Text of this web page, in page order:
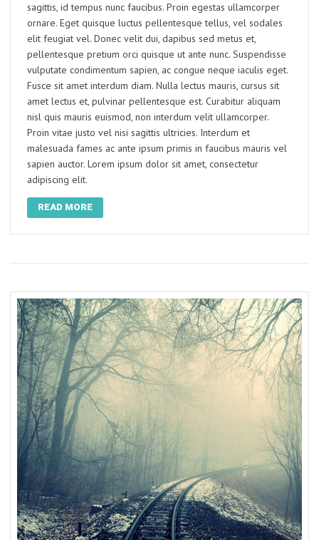
sagittis, id tempus nunc faucibus. Proin egestas ullamcorper
ornare. Eget quisque luctus pellentesque tellus, vel sodales
elit feugiat vel. Donec velit dui, dapibus sed metus et,
pellentesque pretium orci quisque ut ante nunc. Suspendisse
vulputate condimentum sapien, ac congue neque iaculis eget.
Fusce sit amet interdum diam. Nulla lectus mauris, cursus sit
amet lectus et, pulvinar pellentesque est. Curabitur aliquam
nisl quis mauris euismod, non interdum velit ullamcorper.
Proin vitae justo vel nisi sagittis ultricies. Interdum et
malesuada fames ac ante ipsum primis in faucibus mauris vel
sapien auctor. Lorem ipsum dolor sit amet, consectetur
adipiscing elit.
READ MORE